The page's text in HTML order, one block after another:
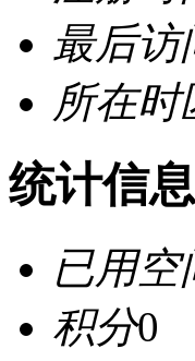
最后访
所在时
统计信息
已用空
积分0